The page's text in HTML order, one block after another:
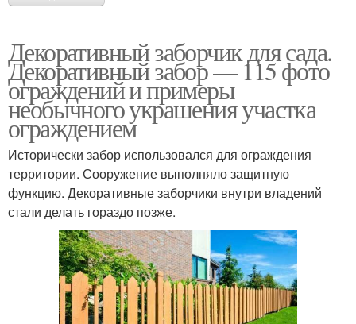
Декоративный заборчик для сада.
Декоративный забор — 115 фото
ограждений и примеры
необычного украшения участка
ограждением
Исторически забор использовался для ограждения
территории. Сооружение выполняло защитную
функцию. Декоративные заборчики внутри владений
стали делать гораздо позже.